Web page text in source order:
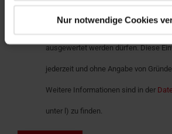
Nur notwendige Cookies
Medien sehen. Hierfür willige ich ein,
personenbezogenen Daten an Dritte
ausgewertet werden dürfen. Diese
jederzeit und ohne Angabe von
Weitere Informationen sind in der
unter l) zu finden.